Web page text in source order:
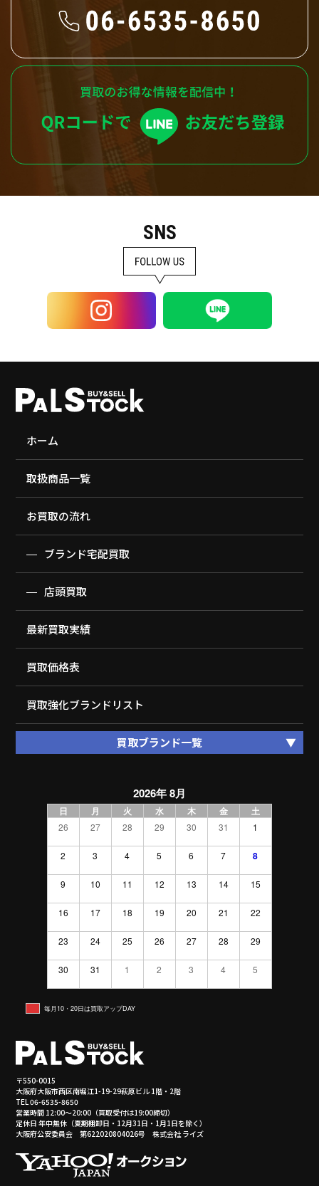
SNS
ホーム
取扱商品一覧
お買取の流れ
ブランド宅配買取
店頭買取
最新買取実績
買取価格表
買取強化ブランドリスト
買取ブランド一覧
2026年 8月
日 月 火 水 木 金 土
26 27 28 29 30 31 1
2 3 4 5 6 7 8
9 10 11 12 13 14 15
16 17 18 19 20 21 22
23 24 25 26 27 28 29
30 31 1 2 3 4 5
毎月10・20日は買取アップDAY
〒550-0015
大阪府大阪市西区南堀江1-19-29萩原ビル 1階・2階
TEL 06-6535-8650
営業時間 12:00～20:00（買取受付は19:00締切）
定休日 年中無休（夏期棚卸日・12月31日・1月1日を除く）
大阪府公安委員会 第622020804026号 株式会社 ライズ